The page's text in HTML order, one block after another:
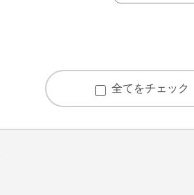
全てをチェック